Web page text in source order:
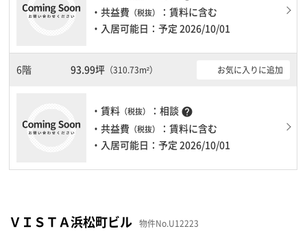
・共益費 （税抜）
：賃料に含む
・入居可能日：予定 2026/10/01
6階 93.99坪 （310.73m²） お気に入りに追加
・賃料 （税抜） ：相談 help
・共益費 （税抜）
：賃料に含む
・入居可能日：予定 2026/10/01
ＶＩＳＴＡ浜松町ビル 物件No.U12223